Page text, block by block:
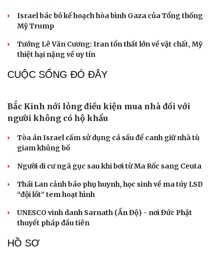
Thỏa thuận Hormuz sắp hoàn tất, Iran giục Mỹ
hành động
Rủi ro lớn của Iran khi cố dồn Mỹ vào góc tường
tên lửa tầm xa
Israel bác bỏ kế hoạch hòa bình Gaza của Tổng thống
Tướng Lê Văn Cương: Iran tổn thất lớn về vật chất, Mỹ
CUỘC SỐNG ĐÓ ĐÂY